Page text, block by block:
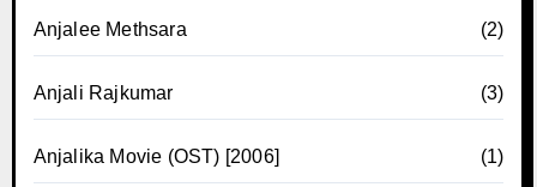
Anjalee Methsara (2)
Anjali Rajkumar (3)
Anjalika Movie (OST) [2006] (1)